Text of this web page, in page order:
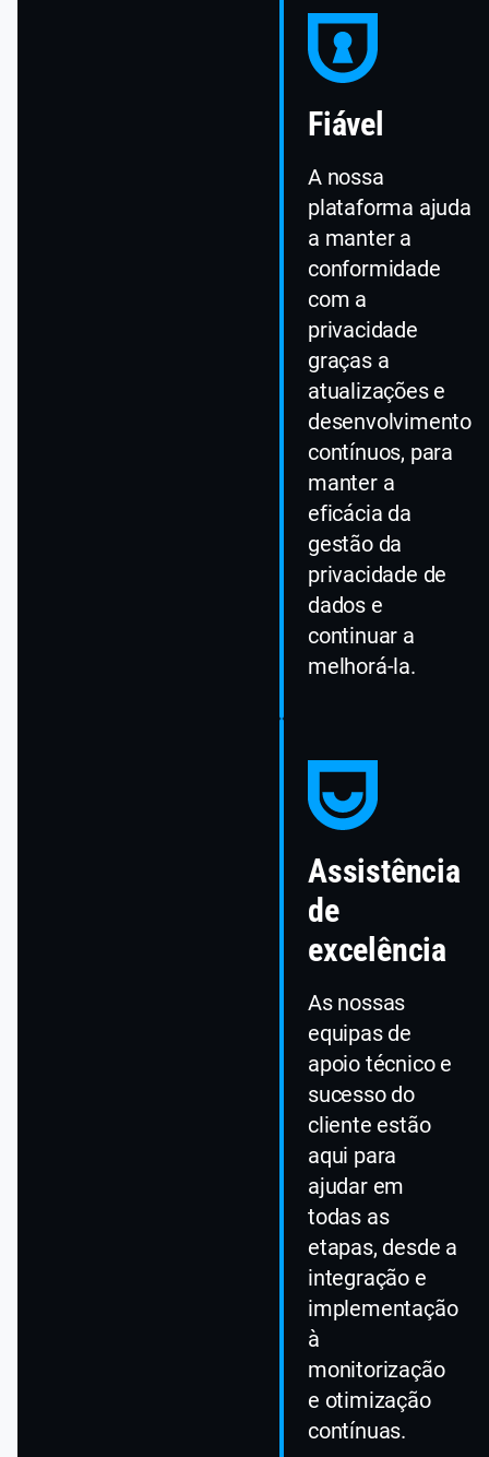
Fiável
A nossa
plataforma ajuda
a manter a
conformidade
com a
privacidade
graças a
atualizações e
desenvolvimento
contínuos, para
manter a
eficácia da
gestão da
privacidade de
dados e
continuar a
melhorá-la.
Assistência
de
excelência
As nossas
equipas de
apoio técnico e
sucesso do
cliente estão
aqui para
ajudar em
todas as
etapas, desde a
integração e
implementação
à
monitorização
e otimização
contínuas.